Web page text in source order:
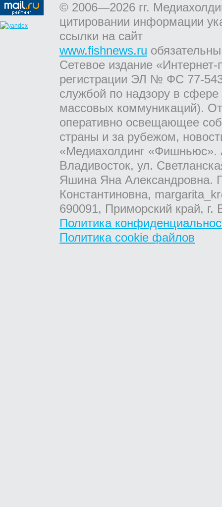
© 2006—2026 гг.
цитировании информации
ссылки на сайт
www.fishnews.ru
Сетевое издание
регистрации ЭЛ № ФС 77-
службой по надзору в
массовых коммуникаций).
оперативно освещающее
страны и за рубежом,
«Медиахолдинг «Фишньюс».
Владивосток, ул.
Яшина Яна Александровна.
Константиновна,
690091, Приморский край,
Политика
Политика cookie файлов